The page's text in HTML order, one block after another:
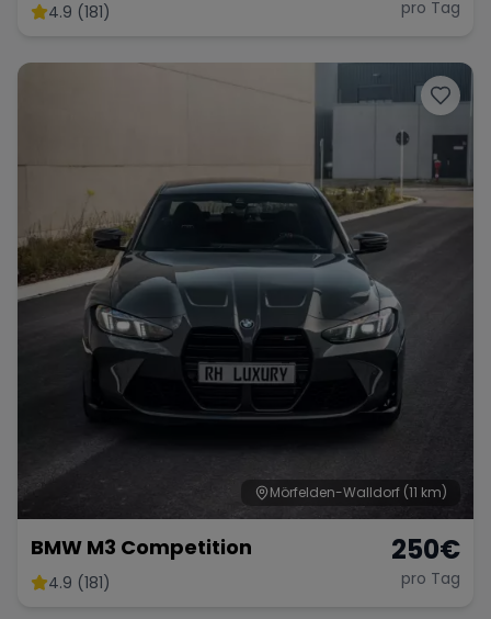
4.9 (181) pro Tag
Mörfelden-Walldorf (11 km)
BMW M3 Competition
4.9 (181)
250€
pro Tag